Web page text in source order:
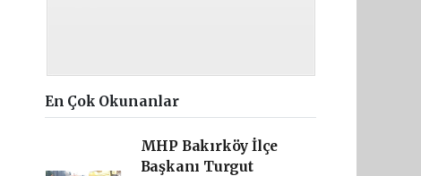
En Çok Okunanlar
MHP Bakırköy İlçe
Başkanı Turgut